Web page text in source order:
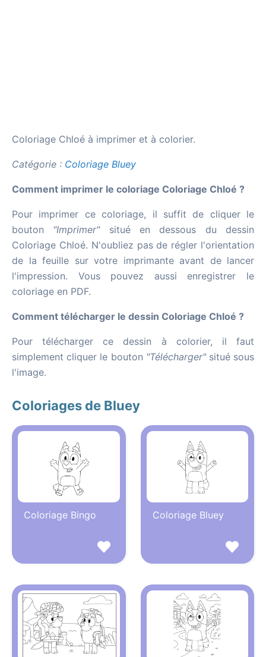
Coloriage Chloé à imprimer et à colorier.
Catégorie : Coloriage Bluey
Comment imprimer le coloriage Coloriage Chloé ?
Pour imprimer ce coloriage, il suffit de cliquer le
bouton "Imprimer"situé en dessous du dessin
Coloriage Chloé. N'oubliez pas de régler l'orientation
de la feuille sur votre imprimante avant de lancer
l'impression. Vous pouvez aussi enregistrer le
coloriage en PDF.
Comment télécharger le dessin Coloriage Chloé ?
Pour télécharger ce dessin à colorier, il faut
simplement cliquer le bouton "Télécharger"situé sous
l'image.
Coloriages de Bluey
Coloriage Bingo Coloriage Bluey